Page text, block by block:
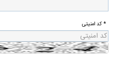
* کد امنیتی